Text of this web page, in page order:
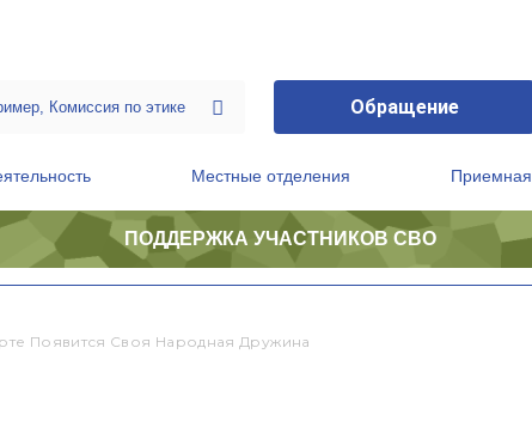
Обращение
Местные отделения Приемная
ПОДДЕРЖКА УЧАСТНИКОВ СВО
Появится Своя Народная Дружина